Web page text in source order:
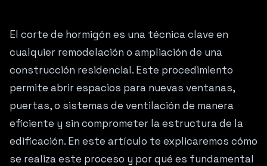
El corte de hormigón es una técnica clave en
cualquier remodelación o ampliación de una
construcción residencial. Este procedimiento
permite abrir espacios para nuevas ventanas,
puertas, o sistemas de ventilación de manera
eficiente y sin comprometer la estructura de la
edificación. En este artículo te explicaremos cómo
se realiza este proceso y por qué es fundamental